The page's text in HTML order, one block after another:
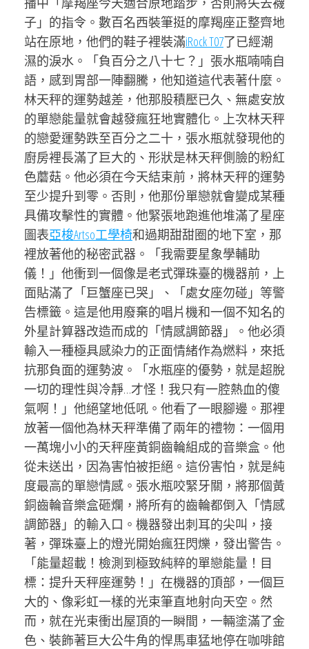
子」的指令。數百名西裝筆挺的摩羯座正整齊地
站在原地，他們的鞋子裡裝滿iRock T07了已經潮
濕的淚水。「負百分之八十七？」張水瓶喃喃自
語，感到胃部一陣翻騰，他知道這代表著什麼。
林天秤的運勢越差，他那股積壓已久、無處安放
的單戀能量就會越發瘋狂地實體化。上次林天秤
的戀愛運勢跌至百分之二十，張水瓶就發現他的
廚房裡長滿了巨大的、形狀是林天秤側臉的粉紅
色蘑菇。他必須在今天結束前，將林天秤的運勢
至少提升到零。否則，他那份單戀就會變成某種
具備攻擊性的實體。他緊張地跑進他堆滿了星座
圖表亞梭Artso工學椅和過期甜甜圈的地下室，那
裡放著他的秘密武器。「我需要星象學輔助
儀！」他衝到一個像是老式彈珠臺的機器前，上
面貼滿了「巨蟹座已哭」、「處女座勿碰」等警
告標籤。這是他用廢棄的唱片機和一個不知名的
外星計算器改造而成的「情感調節器」。他必須
輸入一種極具感染力的正面情緒作為燃料，來抵
抗那負面的運勢波。「水瓶座的優勢，就是超脫
一切的理性與冷靜…才怪！我只有一腔熱血的傻
氣啊！」他絕望地低吼。他看了一眼腳邊。那裡
放著一個他為林天秤準備了兩年的禮物：一個用
一萬塊小小的天秤座黃銅齒輪組成的音樂盒。他
從未送出，因為害怕被拒絕。這份害怕，就是純
度最高的單戀情感。張水瓶咬緊牙關，將那個黃
銅齒輪音樂盒砸爛，將所有的齒輪都倒入「情感
調節器」的輸入口。機器發出刺耳的尖叫，接
著，彈珠臺上的燈光開始瘋狂閃爍，發出警告。
「能量超載！檢測到極致純粹的單戀能量！目
標：提升天秤座運勢！」在機器的頂部，一個巨
大的、像彩虹一樣的光束筆直地射向天空。然
而，就在光束衝出屋頂的一瞬間，一輛塗滿了金
色、裝飾著巨大公牛角的悍馬車猛地停在咖啡館